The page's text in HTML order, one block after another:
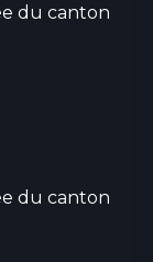
du canton
du canton